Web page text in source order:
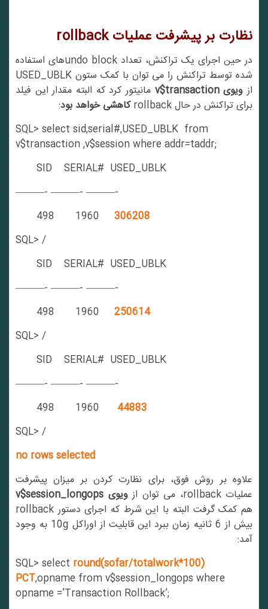
نظارت بر پیشرفت عملیات rollback
در حین اجرای یک تراکنش، تعداد undo blockهای استفاده
شده توسط تراکنش را می توان با کمک ستون USED_UBLK
ویوی v$transaction
مانیتور کرد که البته مقدار این فیلد
برای تراکنش در حال rollback
کاهشی خواهد بود
SQL> select sid,serial#,USED_UBLK from
v$transaction ,v$session where addr=taddr;
SID SERIAL# USED_UBLK
———- ———- ———-
498 1960306208
SQL> /
SID SERIAL# USED_UBLK
———- ———- ———-
498 1960250614
SQL> /
SID SERIAL# USED_UBLK
———- ———- ———-
498 196044883
SQL> /
no rows selected
علاوه بر روش فوق، برای نظارت کردن بر میزان پیشرفت
عملیات rollback، می توان از
ویوی v$session_longops
هم کمک گرفت البته با این شرط که اجرای دستور rollback
بیش از 6 ثانیه زمان ببرد این قابلیت از اوراکل 10g به وجود
SQL> selectround(sofar/totalwork*100)
PCT,opname from v$session_longops where
opname =’Transaction Rollback’;